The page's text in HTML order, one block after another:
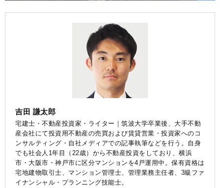
吉田 謙太郎
宅建士・不動産投資家・ライター｜筑波大学卒業後、大手不動
産会社にて投資用不動産の売買および賃貸営業・投資家へのコ
ンサルティング・自社メディアでの記事執筆などを行う。自身
でも社会人1年目（22歳）から不動産投資をしており、横浜
市・大阪市・神戸市に区分マンションを4戸運用中。保有資格は
宅地建物取引士、マンション管理士、管理業務主任者、3級ファ
イナンシャル・プランニング技能士。